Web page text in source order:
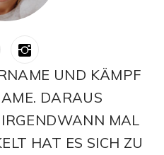
UND KÄMPF
DARAUS
MAL
HAT ES SICH ZU